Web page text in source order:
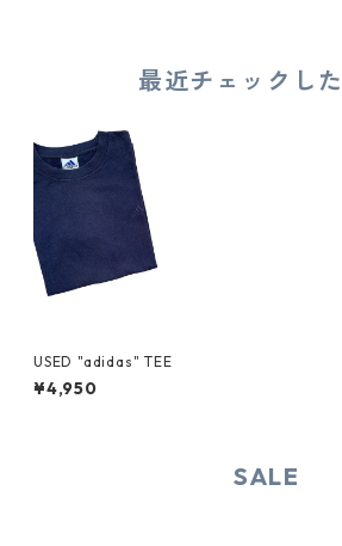
最近チェックし
USED "adidas" TEE
¥4,950
SALE